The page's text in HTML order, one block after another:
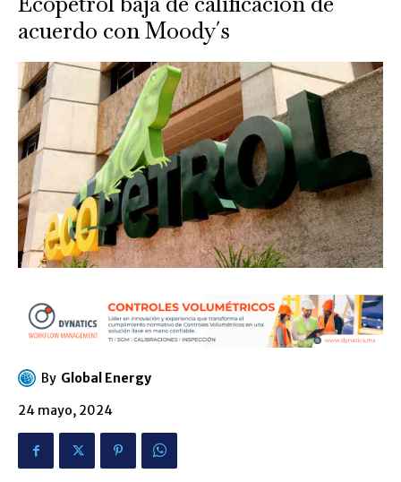
acuerdo con Moody´s
By Global Energy
24 mayo, 2024